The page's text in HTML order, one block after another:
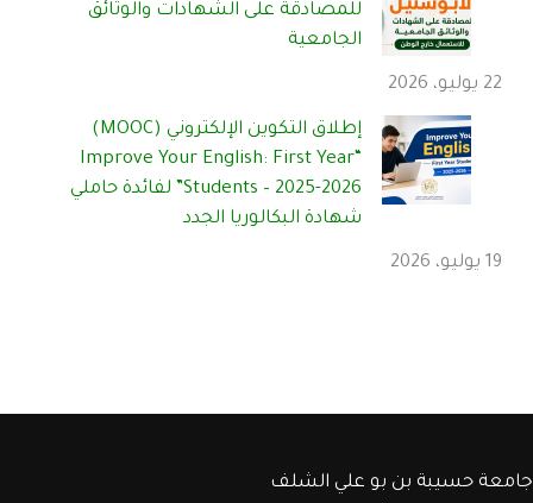
للمصادقة على الشهادات والوثائق
الجامعية
22 يوليو، 2026
إطلاق التكوين الإلكتروني (MOOC)
“Improve Your English: First Year
Students – 2025-2026” لفائدة حاملي
شهادة البكالوريا الجدد
19 يوليو، 2026
جامعة حسيبة بن بو علي الشلف